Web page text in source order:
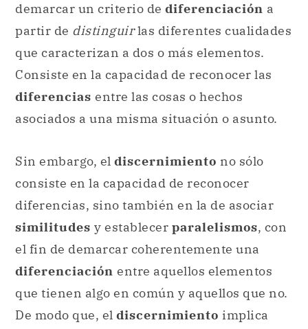
demarcar un criterio de diferenciación a
partir de distinguirlas diferentes cualidades
que caracterizan a dos o más elementos.
Consiste en la capacidad de reconocer las
diferencias entre las cosas o hechos
asociados a una misma situación o asunto.
Sin embargo, el discernimiento no sólo
consiste en la capacidad de reconocer
diferencias, sino también en la de asociar
similitudes y establecer paralelismos, con
el fin de demarcar coherentemente una
diferenciación entre aquellos elementos
que tienen algo en común y aquellos que no.
De modo que, el discernimiento implica